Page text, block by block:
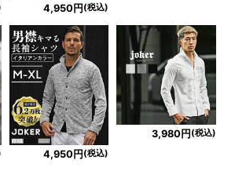
4,950円 (税込)
4,950円(税込)
3,980円 (税込)